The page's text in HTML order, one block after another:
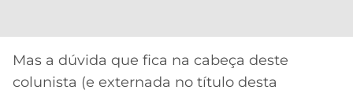
Mas a dúvida que fica na cabeça deste
colunista (e externada no título desta